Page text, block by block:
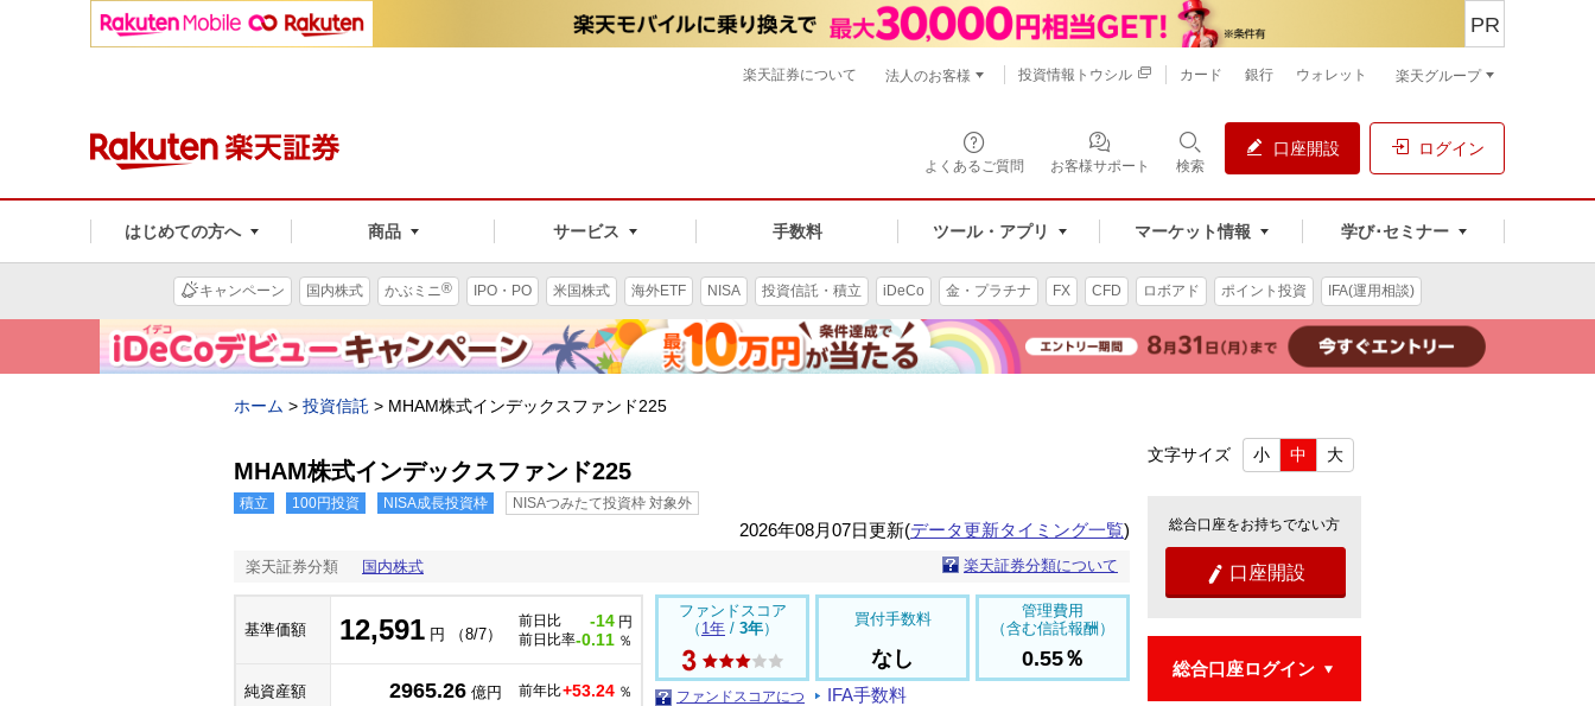
よくあるご質問 お客様サポート 検索
口座開設 ログイン
はじめての方へ 商品 サービス 手数料 ツール・アプリ マーケット情報 学び･セミナー
PR
楽天証券について 法人のお客様 投資情報トウシル カード 銀行 ウォレット 楽天グループ
キャンペーン 国内株式 かぶミニ® IPO・PO 米国株式 海外ETF NISA 投資信託・積立 iDeCo 金・プラチナ FX CFD ロボアド ポイント投資 IFA(運用相談)
ホーム > 投資信託 > MHAM株式インデックスファンド225
MHAM株式インデックスファンド225
積立 100円投資 NISA成長投資枠 NISAつみたて投資枠 対象外
2026年08月07日更新(データ更新タイミング一覧)
楽天証券分類 国内株式 楽天証券分類について
基準価額 12,591 円 （8/7）
前日比 -14 円
前日比率-0.11 ％
純資産額 2965.26 億円 前年比+53.24 ％
ファンドスコア
（ 1年 / 3年）
ファンドスコアにつ
買付手数料
なし
IFA手数料
管理費用
（含む信託報酬）
0.55％
文字サイズ 小 中 大
総合口座をお持ちでない方
 口座開設
総合口座ログイン